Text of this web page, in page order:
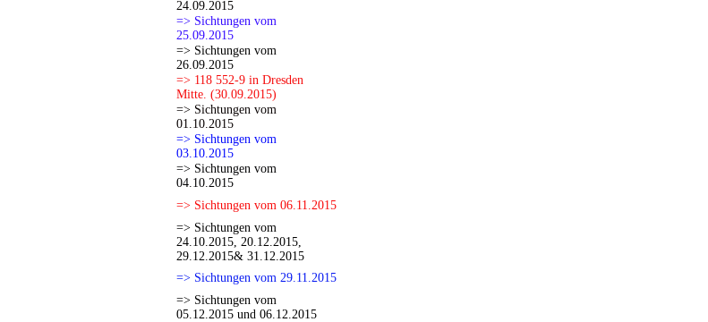
24.09.2015
=> Sichtungen vom
25.09.2015
=> Sichtungen vom
26.09.2015
=> 118 552-9 in Dresden
Mitte. (30.09.2015)
=> Sichtungen vom
01.10.2015
=> Sichtungen vom
03.10.2015
=> Sichtungen vom
04.10.2015
=> Sichtungen vom 06.11.2015
=> Sichtungen vom
24.10.2015, 20.12.2015,
29.12.2015& 31.12.2015
=> Sichtungen vom 29.11.2015
=> Sichtungen vom
05.12.2015 und 06.12.2015